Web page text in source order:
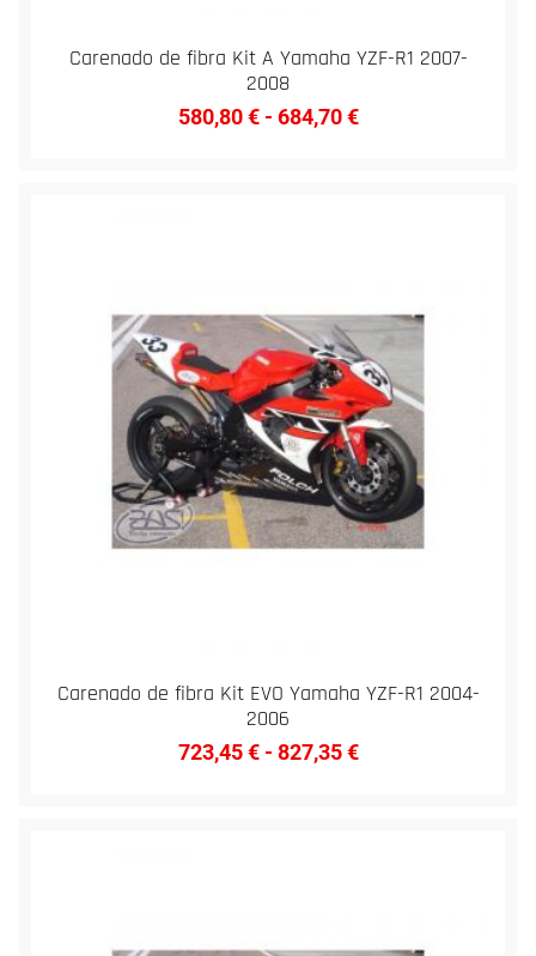
Carenado de fibra Kit A Yamaha YZF-R1 2007-
2008
580,80€ - 684,70€
Carenado de fibra Kit EVO Yamaha YZF-R1 2004-
2006
723,45€ - 827,35€